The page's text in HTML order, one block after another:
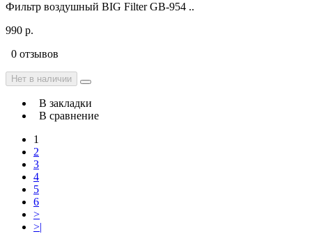
Фильтр воздушный BIG Filter GB-954 ..
990 р.
0 отзывов
Нет в наличии
В закладки
В сравнение
1
2
3
4
5
6
>
>|